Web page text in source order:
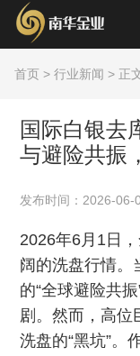
首页 > 行业新闻 > 正
国际白银去
与避险共振
发布时间：2026-06-
2026年6月1日
阔的洗盘行情。
的“全球避险共
剧。然而，高位
洗盘的“黑坑”。